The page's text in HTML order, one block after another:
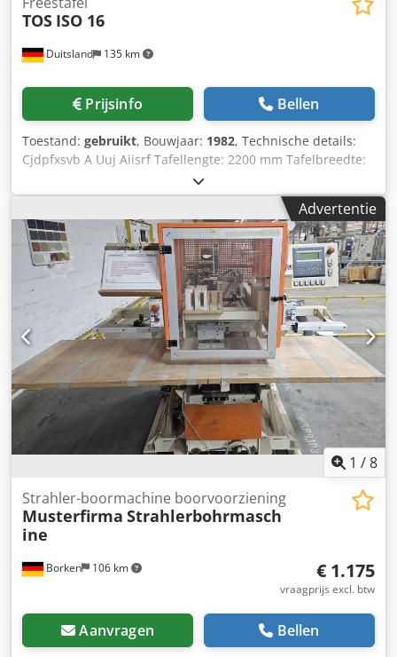
Duitsland 135 km
TOS ISO 16
Prijsinfo Bellen
Toestand: gebruikt, Bouwjaar: 1982, Technische details:
Cjdpfxsvb A Uuj Aiisrf Tafellengte: 2200 mm Tafelbreedte:
2500 mm Tafelbelasting: 16 ton Totaal benodigd
vermogen: 6,5 kW Aanvoersnelheid: 1,25 - 160 mm/min
ijlgangsnelheid: 2000 mm/min Lengteverstelling: 1500 mm
Machinegewicht ca.: 12 ton Benodigde ruimte ca.: 4,1 x
2,65 x 0,95 m
Advertentie
1 /8
Borken 106 km
Strahler-boormachine boorvoorziening
Musterfirma Strahlerbohrmasch
ine
€ 1.175
vraagprijs excl. btw
Aanvragen Bellen